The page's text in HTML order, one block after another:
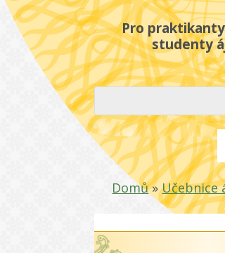
Pro
studenty
Domů»Učebnice